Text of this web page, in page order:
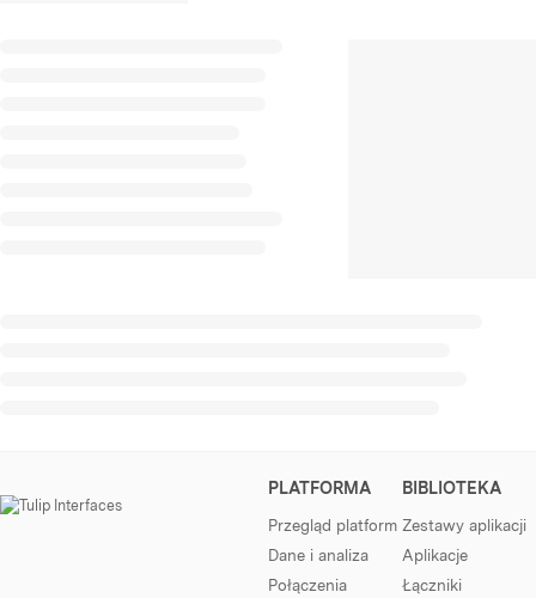
PLATFORMA
Przegląd platform
Dane i analiza
Połączenia
BIBLIOTEKA
Zestawy aplikacji
Aplikacje
Łączniki